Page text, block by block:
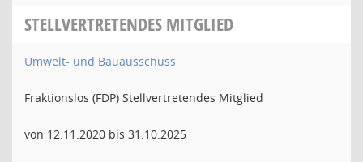
STELLVERTRETENDES MITGLIED
Umwelt- und Bauausschuss
Fraktionslos (FDP) Stellvertretendes Mitglied
von 12.11.2020 bis 31.10.2025